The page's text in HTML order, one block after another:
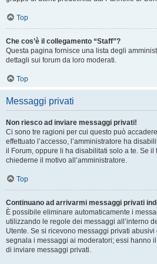
Top
Che cos’è il collegamento “Staff”?
Questa pagina fornisce una lista degli
dettagli sui forum da loro moderati.
Top
Messaggi privati
Non riesco ad inviare messaggi privati!
Ci sono tre ragioni per cui questo può
effettuato l’accesso, l’amministratore ha
il Forum, oppure li ha disabilitati solo a te. Se il
chiederne il motivo all’amministratore.
Top
Continuano ad arrivarmi messaggi privati
È possibile eliminare automaticamente i
utilizzando le regole dei messaggi all’interno
Utente. Se si ricevono messaggi privati
segnala i messaggi ai moderatori; essi hanno
di inviare messaggi privati​​.